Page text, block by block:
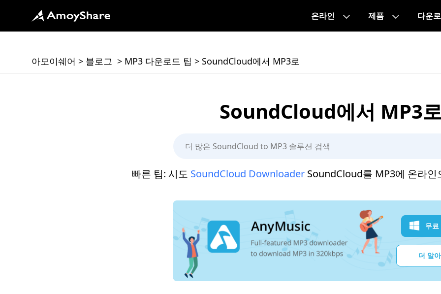
온라인 제품 다운
아모이쉐어 > 블로그 > MP3 다운로드 팁 > SoundCloud에서 MP3로
SoundCloud에서 MP3
빠른 팁: 시도 SoundCloud DownloaderSoundCloud를 MP3에 온라인
무
더 알